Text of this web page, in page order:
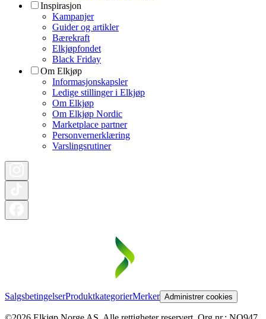
Inspirasjon
Kampanjer
Guider og artikler
Bærekraft
Elkjøpfondet
Black Friday
Om Elkjøp
Informasjonskapsler
Ledige stillinger i Elkjøp
Om Elkjøp
Om Elkjøp Nordic
Marketplace partner
Personvernerklæring
Varslingsrutiner
SalgsbetingelserProduktkategorierMerker Administrer cookies